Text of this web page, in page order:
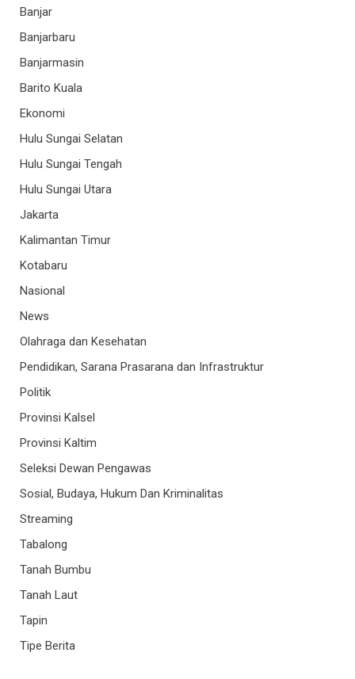
Banjar
Banjarbaru
Banjarmasin
Barito Kuala
Ekonomi
Hulu Sungai Selatan
Hulu Sungai Tengah
Hulu Sungai Utara
Jakarta
Kalimantan Timur
Kotabaru
Nasional
News
Olahraga dan Kesehatan
Pendidikan, Sarana Prasarana dan Infrastruktur
Politik
Provinsi Kalsel
Provinsi Kaltim
Seleksi Dewan Pengawas
Sosial, Budaya, Hukum Dan Kriminalitas
Streaming
Tabalong
Tanah Bumbu
Tanah Laut
Tapin
Tipe Berita